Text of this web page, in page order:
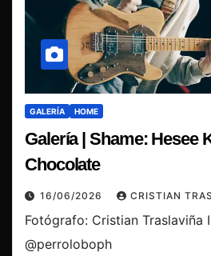
GALERÍA HOME
Galería | Shame: Hesee
Chocolate
16/06/2026 CRISTIAN
Fotógrafo: Cristian Traslaviña
@perroloboph